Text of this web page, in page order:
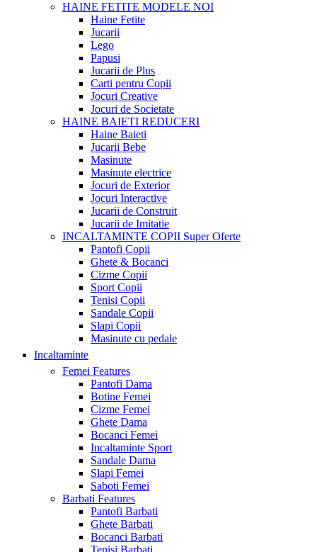
HAINE FETITE MODELE NOI
Haine Fetite
Jucarii
Lego
Papusi
Jucarii de Plus
Carti pentru Copii
Jocuri Creative
Jocuri de Societate
HAINE BAIETI REDUCERI
Haine Baieti
Jucarii Bebe
Masinute
Masinute electrice
Jocuri de Exterior
Jocuri Interactive
Jucarii de Construit
Jucarii de Imitatie
INCALTAMINTE COPII Super Oferte
Pantofi Copii
Ghete & Bocanci
Cizme Copii
Sport Copii
Tenisi Copii
Sandale Copii
Slapi Copii
Masinute cu pedale
Incaltaminte
Femei Features
Pantofi Dama
Botine Femei
Cizme Femei
Ghete Dama
Bocanci Femei
Incaltaminte Sport
Sandale Dama
Slapi Femei
Saboti Femei
Barbati Features
Pantofi Barbati
Ghete Barbati
Bocanci Barbati
Tenisi Barbati